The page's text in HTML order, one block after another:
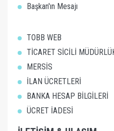
Başkan'ın Mesajı
TOBB WEB
TİCARET SİCİLİ
MERSİS
İLAN ÜCRETLERİ
BANKA HESAP BİLGİLERİ
ÜCRET İADESİ